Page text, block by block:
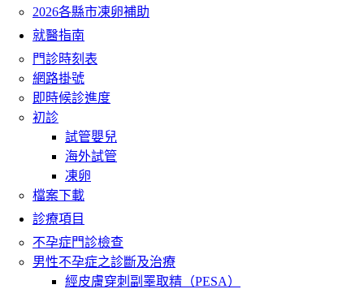
2026各縣市凍卵補助
就醫指南
門診時刻表
網路掛號
即時候診進度
初診
試管嬰兒
海外試管
凍卵
檔案下載
診療項目
不孕症門診檢查
男性不孕症之診斷及治療
經皮膚穿刺副睪取精（PESA）